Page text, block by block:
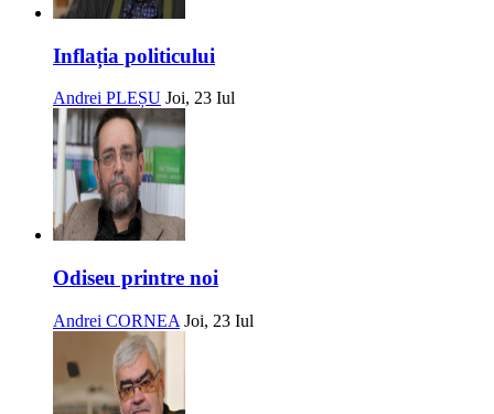
Inflația politicului
Andrei PLEȘU Joi, 23 Iul
Odiseu printre noi
Andrei CORNEA Joi, 23 Iul